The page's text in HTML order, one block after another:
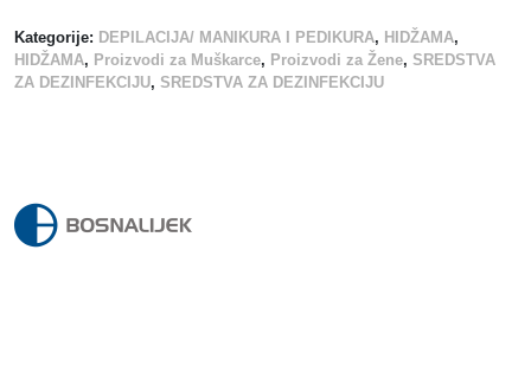
A
K
D
1
Kategorije: DEPILACIJA/ MANIKURA I PEDIKURA, HIDŽAMA,
HIDŽAMA, Proizvodi za Muškarce, Proizvodi za Žene, SREDSTVA
ZA DEZINFEKCIJU, SREDSTVA ZA DEZINFEKCIJU